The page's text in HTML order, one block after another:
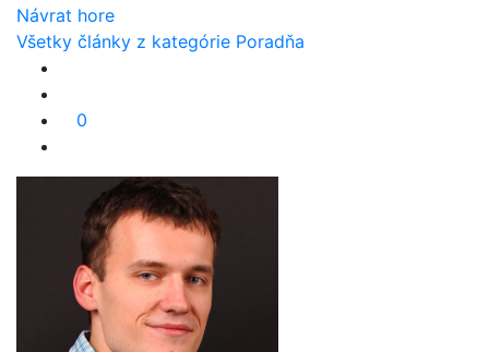
Návrat hore
Všetky články z kategórie Poradňa
0